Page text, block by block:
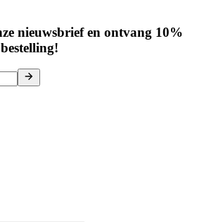
nieuwsbrief en ontvang 10%